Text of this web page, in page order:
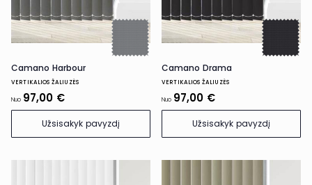
Camano Harbour
VERTIKALIOS ŽALIUZĖS
Nuo 97,00 €
Užsisakyk pavyzdį
Camano Drama
VERTIKALIOS ŽALIUZĖS
Nuo 97,00 €
Užsisakyk pavyzdį